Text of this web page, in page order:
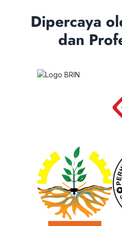
Dipercaya
dan